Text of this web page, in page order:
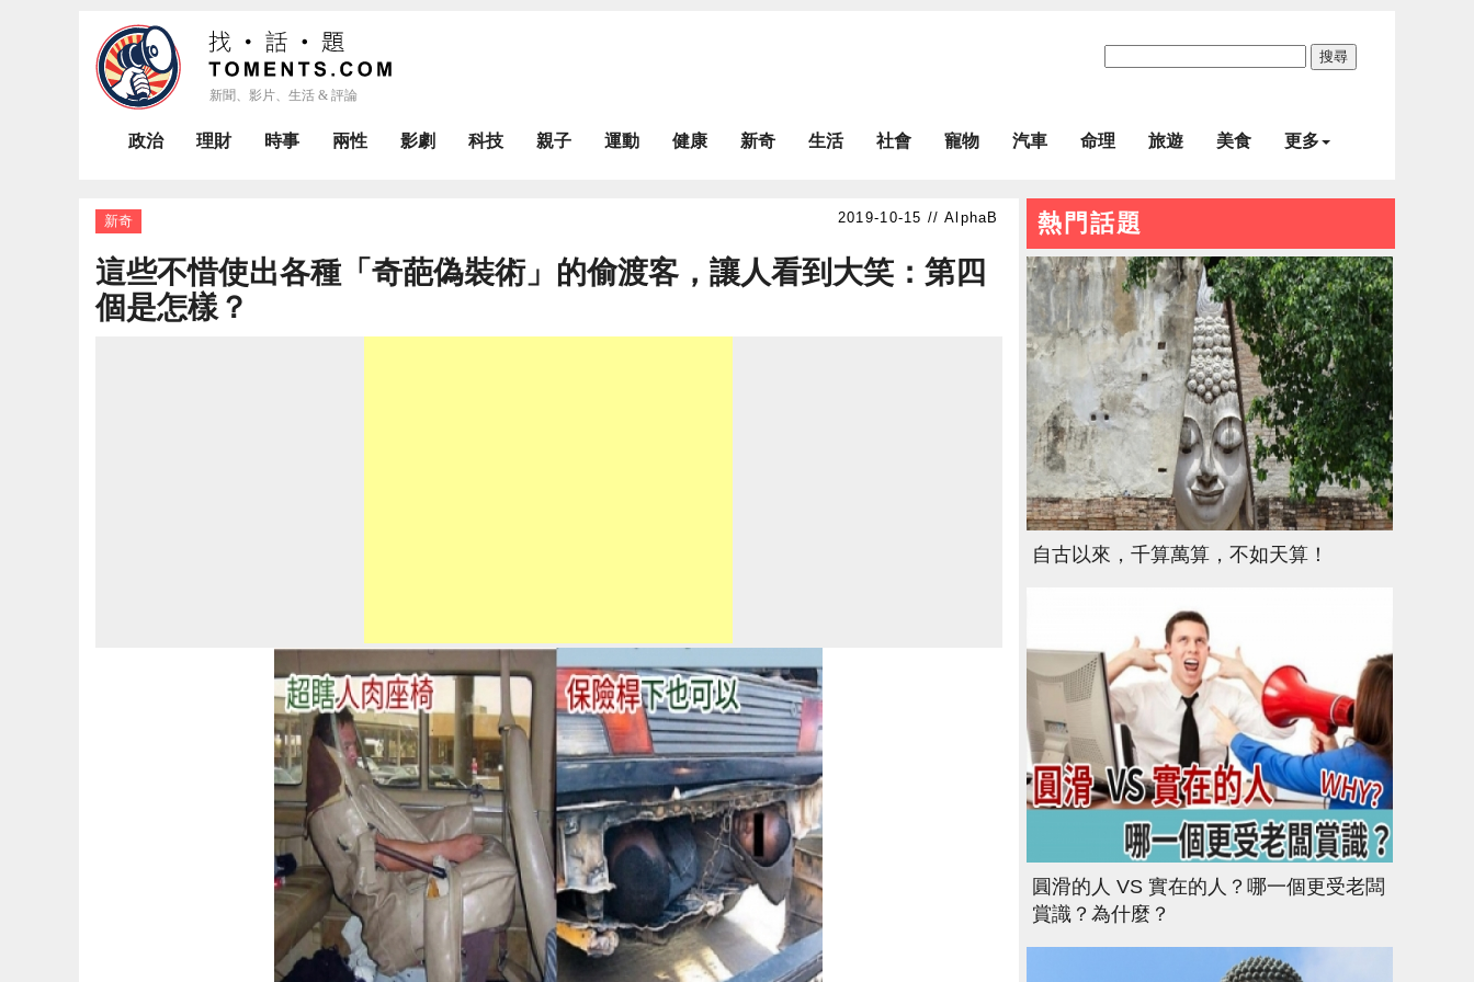
搜尋
政治 理財 時事 兩性 影劇 科技 親子 運動 健康 新奇 生活 社會 寵物 汽車 命理 旅遊 美食 更多
新奇 AlphaB
這些不惜使出各種「奇葩偽裝術」的偷渡客，讓人看到大笑：第四
個是怎樣？
熱門話題
自古以來，千算萬算，不如天算！
圓滑的人 VS 實在的人？哪一個更受老闆
賞識？為什麼？